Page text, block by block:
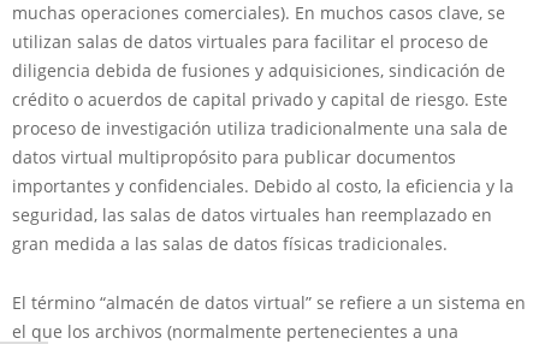
muchas operaciones comerciales). En muchos casos clave, se
utilizan salas de datos virtuales para facilitar el proceso de
diligencia debida de fusiones y adquisiciones, sindicación de
crédito o acuerdos de capital privado y capital de riesgo. Este
proceso de investigación utiliza tradicionalmente una sala de
datos virtual multipropósito para publicar documentos
importantes y confidenciales. Debido al costo, la eficiencia y la
seguridad, las salas de datos virtuales han reemplazado en
gran medida a las salas de datos físicas tradicionales.
El término “almacén de datos virtual” se refiere a un sistema en
el que los archivos (normalmente pertenecientes a una